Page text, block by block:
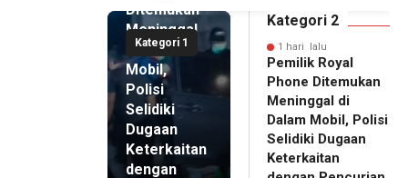
Kategori 1
Ditemukan
Meninggal
di Dalam
Mobil,
Polisi
Selidiki
Dugaan
Keterkaitan
dengan
Kategori 2
1 hari lalu
Pemilik Royal
Phone Ditemukan
Meninggal di
Dalam Mobil, Polisi
Selidiki Dugaan
Keterkaitan